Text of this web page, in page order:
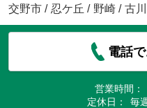
交野市 / 忍ケ丘 / 野崎 / 古
電話
営業時間：
定休日：
毎